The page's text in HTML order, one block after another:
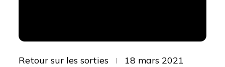
Retour sur les sorties
Posted
18 mars 2021